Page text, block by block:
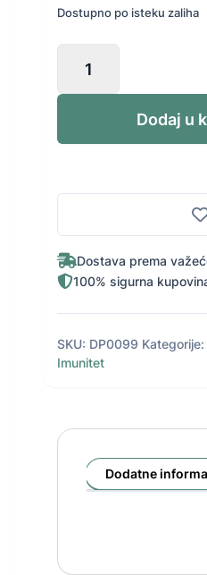
Dostupno po isteku zaliha
GLUKAN
FORTE+VIT
količina
Dodaj u
Dostava prema
100% sigurna
SKU: DP0099 Kategorije:
Imunitet
Dodatne